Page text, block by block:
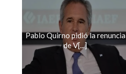
Pablo Quirno pidió la renuncia
de V[...]